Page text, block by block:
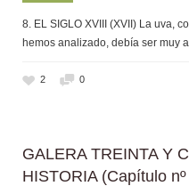
8. EL SIGLO XVIII (XVII) La uva,
hemos analizado, debía ser muy
2 0
GALERA TREINTA Y
HISTORIA (Capítulo